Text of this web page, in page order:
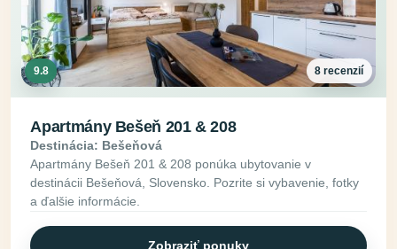
9.8 8 recenzií
Apartmány Bešeň 201 & 208
Destinácia: Bešeňová
Apartmány Bešeň 201 & 208 ponúka ubytovanie v
destinácii Bešeňová, Slovensko. Pozrite si vybavenie, fotky
a ďalšie informácie.
Zobraziť ponuky